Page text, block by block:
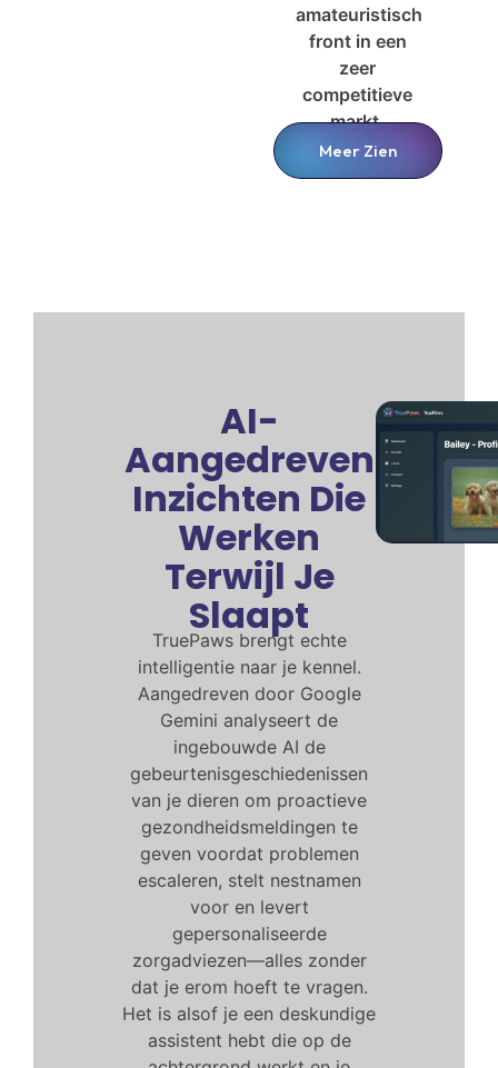
amateuristisch
front in een
zeer
competitieve
markt.
Meer Zien
AI-
Aangedreven
Inzichten Die
Werken
Terwijl Je
Slaapt
TruePaws brengt echte
intelligentie naar je kennel.
Aangedreven door Google
Gemini analyseert de
ingebouwde AI de
gebeurtenisgeschiedenissen
van je dieren om proactieve
gezondheidsmeldingen te
geven voordat problemen
escaleren, stelt nestnamen
voor en levert
gepersonaliseerde
zorgadviezen—alles zonder
dat je erom hoeft te vragen.
Het is alsof je een deskundige
assistent hebt die op de